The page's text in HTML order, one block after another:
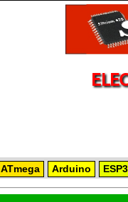
ATmega Arduino